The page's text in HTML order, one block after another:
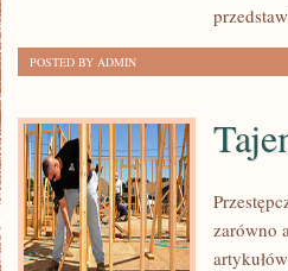
POSTED BY ADMIN
zarówno